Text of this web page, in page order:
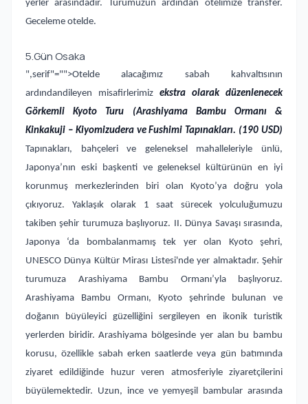
yerler arasındadır. Turumuzun ardından otelimize transfer.
Geceleme otelde.
5.Gün Osaka
",serif"="">Otelde alacağımız sabah kahvaltısının
ardındandileyen misafirlerimiz ekstra olarak düzenlenecek
Görkemli Kyoto Turu (Arashiyama Bambu Ormanı &
Kinkakuji – Kiyomizudera ve Fushimi Tapınakları. (190 USD)
Tapınakları, bahçeleri ve geleneksel mahalleleriyle ünlü,
Japonya’nın eski başkenti ve geleneksel kültürünün en iyi
korunmuş merkezlerinden biri olan Kyoto’ya doğru yola
çıkıyoruz. Yaklaşık olarak 1 saat sürecek yolculuğumuzu
takiben şehir turumuza başlıyoruz. II. Dünya Savaşı sırasında,
Japonya ‘da bombalanmamış tek yer olan Kyoto şehri,
UNESCO Dünya Kültür Mirası Listesi'nde yer almaktadır. Şehir
turumuza Arashiyama Bambu Ormanı’yla başlıyoruz.
Arashiyama Bambu Ormanı, Kyoto şehrinde bulunan ve
doğanın büyüleyici güzelliğini sergileyen en ikonik turistik
yerlerden biridir. Arashiyama bölgesinde yer alan bu bambu
korusu, özellikle sabah erken saatlerde veya gün batımında
ziyaret edildiğinde huzur veren atmosferiyle ziyaretçilerini
büyülemektedir. Uzun, ince ve yemyeşil bambular arasında